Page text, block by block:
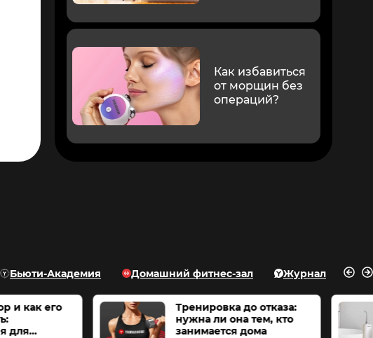
Как избавиться
от морщин без
операций?
Бьюти-Академия Домашний фитнес-зал Журнал
такое кор и как его
для
Тренировка до отказа:
нужна ли она тем, кто
занимается дома